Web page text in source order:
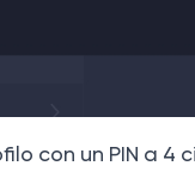
con un PIN a